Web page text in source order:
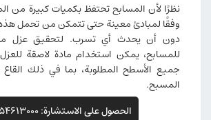
نظرًا لأن المسابح تحتفظ بكميات كبيرة من
وفقًا لمبادئ معينة حتى تتمكن من تحمل هذه
جميع الأسطح المطلوبة، بما في ذلك
المسبح.
الحصول على الاستشارة: 9854613000+